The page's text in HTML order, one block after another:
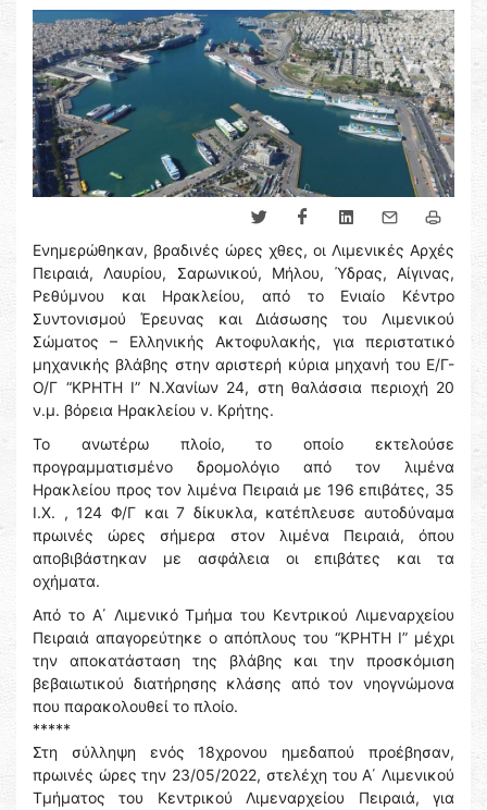
Ενημερώθηκαν, βραδινές ώρες χθες, οι Λιμενικές Αρχές
Πειραιά, Λαυρίου, Σαρωνικού, Μήλου, Ύδρας, Αίγινας,
Ρεθύμνου και Ηρακλείου, από το Ενιαίο Κέντρο
Συντονισμού Έρευνας και Διάσωσης του Λιμενικού
Σώματος – Ελληνικής Ακτοφυλακής, για περιστατικό
μηχανικής βλάβης στην αριστερή κύρια μηχανή του Ε/Γ-
Ο/Γ “ΚΡΗΤΗ Ι” Ν.Χανίων 24, στη θαλάσσια περιοχή 20
ν.μ. βόρεια Ηρακλείου ν. Κρήτης.
Το ανωτέρω πλοίο, το οποίο εκτελούσε
προγραμματισμένο δρομολόγιο από τον λιμένα
Ηρακλείου προς τον λιμένα Πειραιά με 196 επιβάτες, 35
Ι.Χ. , 124 Φ/Γ και 7 δίκυκλα, κατέπλευσε αυτοδύναμα
πρωινές ώρες σήμερα στον λιμένα Πειραιά, όπου
αποβιβάστηκαν με ασφάλεια οι επιβάτες και τα
οχήματα.
Από το Α΄ Λιμενικό Τμήμα του Κεντρικού Λιμεναρχείου
Πειραιά απαγορεύτηκε ο απόπλους του “ΚΡΗΤΗ Ι” μέχρι
την αποκατάσταση της βλάβης και την προσκόμιση
βεβαιωτικού διατήρησης κλάσης από τον νηογνώμονα
που παρακολουθεί το πλοίο.
*****
Στη σύλληψη ενός 18χρονου ημεδαπού προέβησαν,
πρωινές ώρες την 23/05/2022, στελέχη του Α΄ Λιμενικού
Τμήματος του Κεντρικού Λιμεναρχείου Πειραιά, για